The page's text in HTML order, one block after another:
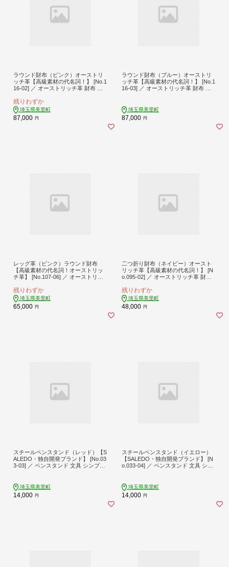
ラウンド財布（ピンク）オーストリ
ッチ革【高級素材の代名詞！】 [No.1
16-02] ／ オーストリッチ革 財布 ラ
財布 レディース財布 手作り財布 日
本製財布 軽量革 上品財布 エコレザ
ー 高級素材 ギフト用財布 革小物 埼
玉県
残りわずか
埼玉県美里町
87,000 円
ラウンド財布（ブルー）オーストリ
ッチ革【高級素材の代名詞！】 [No.1
16-03] ／ オーストリッチ革 財布 ラ
本製財布 軽量革 上品財布 エコレザ
ー 高級素材 ギフト用財布 革小物 埼
玉県
埼玉県美里町
87,000 円
レッグ革（ピンク）ラウンド財布
【高級素材の代名詞！オーストリッ
チ革】 [No.107-06] ／ オーストリッ
級革 本革財布 メンズ財布 レディー
ス財布 手作り財布 日本製財布 軽量
革 上品財布 エコレザー 高級素材 ギ
フト用財布 革小物 埼玉県
残りわずか
埼玉県美里町
65,000 円
二つ折り財布（ネイビー）オースト
リッチ革【高級素材の代名詞！】 [N
o.095-02] ／ オーストリッチ革 財布
ズ財布 レディース財布 手作り財布
日本製財布 軽量革 上品財布 エコレ
ザー 高級素材 ギフト用財布 革小物
埼玉県
残りわずか
埼玉県美里町
48,000 円
スチールペンスタンド（レッド）【S
ALEDO・独自開発ブランド】 [No.03
3-03] ／ ペンスタンド 文具 シンプル
納 SALEDO 独自ブランド エコ 埼玉
県
埼玉県美里町
14,000 円
スチールペンスタンド（イエロー）
【SALEDO・独自開発ブランド】 [N
o.033-04] ／ ペンスタンド 文具 シン
物収納 SALEDO 独自ブランド エコ
埼玉県
埼玉県美里町
14,000 円